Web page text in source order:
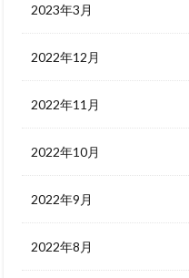
2023年3月
2022年12月
2022年11月
2022年10月
2022年9月
2022年8月